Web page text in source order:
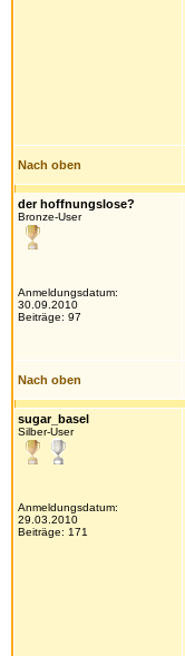
Nach oben
der hoffnungslose?
Bronze-User
Anmeldungsdatum:
30.09.2010
Beiträge: 97
Nach oben
sugar_basel
Silber-User
Anmeldungsdatum:
29.03.2010
Beiträge: 171